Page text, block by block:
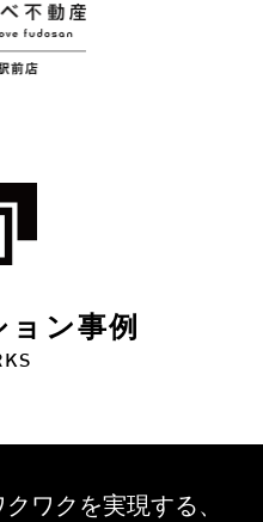
ョン事例
ワクを実現する、